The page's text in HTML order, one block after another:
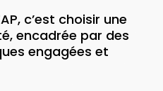
c’est choisir une
encadrée par des
engagées et